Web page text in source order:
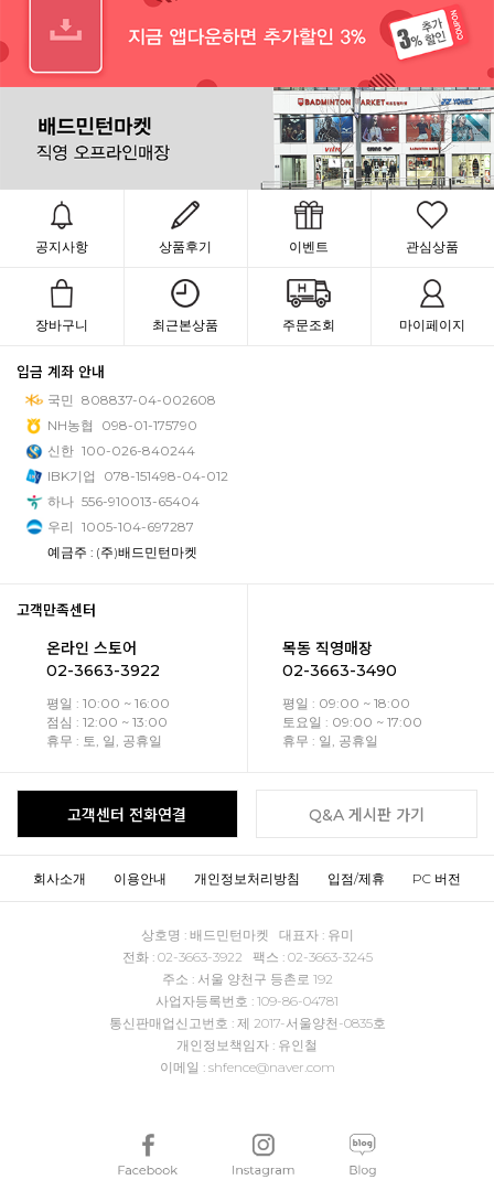
공지사항 상품후기 이벤트 관심상품
장바구니 최근본상품 주문조회 마이페이지
입금 계좌 안내
국민 808837-04-002608
NH농협
098-01-175790
신한 100-026-840244
IBK기업
078-151498-04-012
하나 556-910013-65404
우리 1005-104-697287
예금주 : (주)배드민턴마켓
고객만족센터
온라인 스토어
02-3663-3922
평일 : 10:00 ~ 16:00
점심 : 12:00 ~ 13:00
휴무 : 토, 일, 공휴일
목동 직영매장
02-3663-3490
평일 : 09:00 ~ 18:00
토요일 : 09:00 ~ 17:00
휴무 : 일, 공휴일
고객센터 전화연결 Q&A 게시판 가기
회사소개 이용안내 개인정보처리방침 입점/제휴 PC 버전
상호명 : 배드민턴마켓 대표자 : 유미
전화 : 02-3663-3922 팩스 : 02-3663-3245
주소 : 서울 양천구 등촌로 192
사업자등록번호 : 109-86-04781
통신판매업신고번호 : 제 2017-서울양천-0835호
개인정보책임자 : 유인철
이메일 : shfence@naver.com